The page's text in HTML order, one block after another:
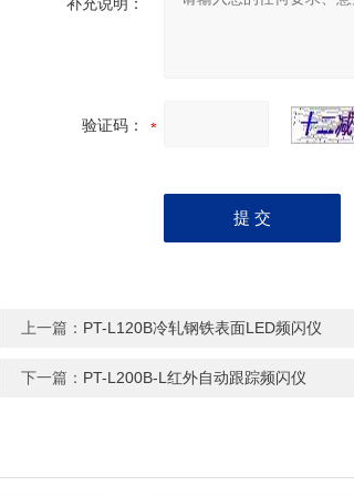
验证码：
上一篇： PT-L120B冷轧钢铁表面LED频闪仪
下一篇： PT-L200B-L红外自动跟踪频闪仪